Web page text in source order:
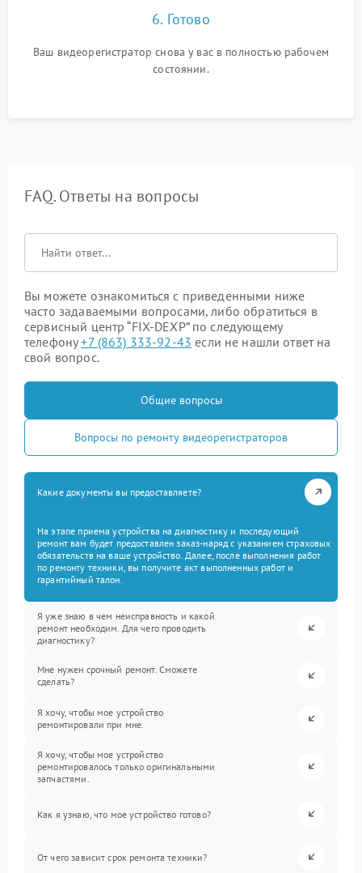
6. Готово
Ваш видеорегистратор снова у вас в полностью рабочем
состоянии.
FAQ. Ответы на вопросы
Вы можете ознакомиться с приведенными ниже
часто задаваемыми вопросами, либо обратиться в
сервисный центр “FIX-DEXP” по следующему
телефону+7 (863) 333-92-43 если не нашли ответ на
свой вопрос.
Общие вопросы
Вопросы по ремонту видеорегистраторов
Какие документы вы предоставляете?
На этапе приема устройства на диагностику и последующий
ремонт вам будет предоставлен заказ-наряд с указанием страховых
обязательств на ваше устройство. Далее, после выполнения работ
по ремонту техники, вы получите акт выполненных работ и
гарантийный талон.
Я уже знаю в чем неисправность и какой
ремонт необходим. Для чего проводить
диагностику?
Мне нужен срочный ремонт. Сможете
сделать?
Я хочу, чтобы мое устройство
ремонтировали при мне.
Я хочу, чтобы мое устройство
ремонтировалось только оригинальными
запчастями.
Как я узнаю, что мое устройство готово?
От чего зависит срок ремонта техники?